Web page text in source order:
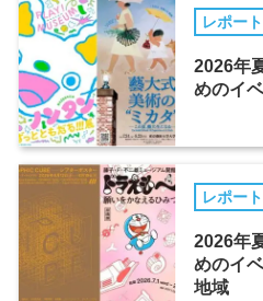
レポート
2026年
めのイ
レポート
2026年
めのイ
地域